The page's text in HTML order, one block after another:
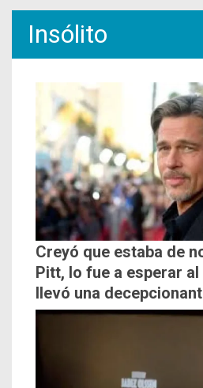
Insólito
Creyó que estaba de
Pitt, lo fue a esperar
llevó una